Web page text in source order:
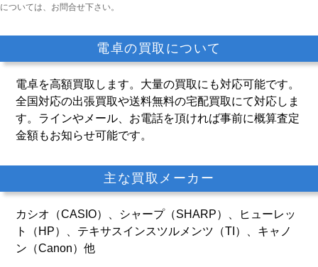
については、お問合せ下さい。
電卓の買取について
電卓を高額買取します。大量の買取にも対応可能です。
全国対応の出張買取や送料無料の宅配買取にて対応しま
す。ラインやメール、お電話を頂ければ事前に概算査定
金額もお知らせ可能です。
主な買取メーカー
カシオ（CASIO）、シャープ（SHARP）、ヒューレッ
ト（HP）、テキサスインスツルメンツ（TI）、キャノ
ン（Canon）他